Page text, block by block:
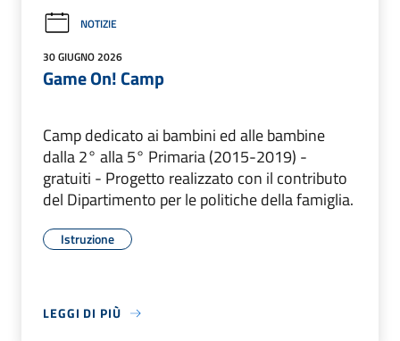
NOTIZIE
30 GIUGNO 2026
Game On! Camp
Camp dedicato ai bambini ed alle bambine
dalla 2° alla 5° Primaria (2015-2019) -
gratuiti - Progetto realizzato con il contributo
del Dipartimento per le politiche della famiglia.
Istruzione
LEGGI DI PIÙ